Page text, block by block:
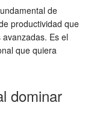
de
productividad que
Es el
que quiera
dominar